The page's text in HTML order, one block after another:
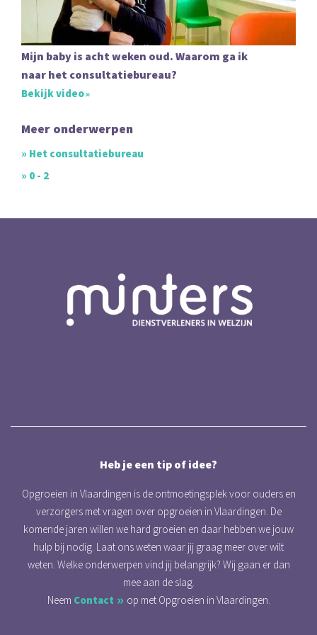
Mijn baby is acht weken oud. Waarom ga ik
naar het consultatiebureau?
Bekijk video
Meer onderwerpen
» Het consultatiebureau
» 0 - 2
Heb je een tip of idee?
Opgroeien in Vlaardingen is de ontmoetingsplek voor ouders en
verzorgers met vragen over opgroeien in Vlaardingen. De
komende jaren willen we hard groeien en daar hebben we jouw
hulp bij nodig. Laat ons weten waar jij graag meer over wilt
weten. Welke onderwerpen vind jij belangrijk? Wij gaan er dan
mee aan de slag.
Neem Contact op met Opgroeien in Vlaardingen.